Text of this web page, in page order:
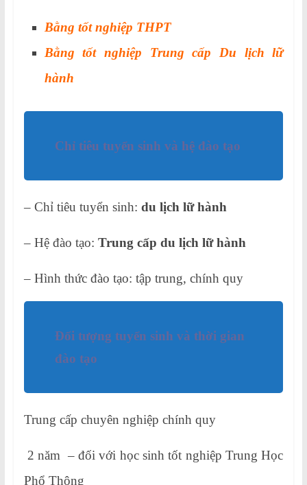
Bằng tốt nghiệp THPT
Bằng tốt nghiệp Trung cấp Du lịch lữ
hành
Chỉ tiêu tuyển sinh và hệ đào tạo
– Chỉ tiêu tuyển sinh: du lịch lữ hành
– Hệ đào tạo: Trung cấp du lịch lữ hành
– Hình thức đào tạo: tập trung, chính quy
Đối tượng tuyển sinh và thời gian
đào tạo
Trung cấp chuyên nghiệp chính quy
2 năm – đối với học sinh tốt nghiệp Trung Học
Phổ Thông